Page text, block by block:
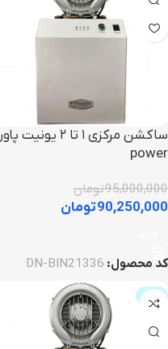
ساکشن مرکزی ۱ تا ۲ یونیت پاور
power
95,000,000تومان
90,250,000تومان
کد محصول: DN-BIN21336
حراج